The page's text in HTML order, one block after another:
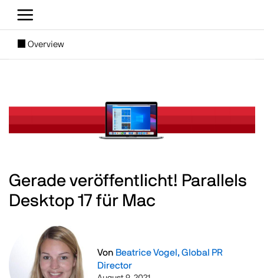
[SUBNAV] Blogs
Overview
Gerade veröffentlicht! Parallels
Desktop 17 für Mac
Von Beatrice Vogel, Global PR
Director